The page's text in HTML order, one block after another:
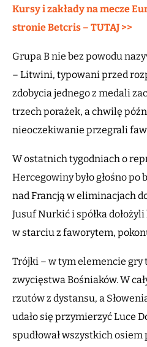
Kursy i zakłady na mecze
stronie Betcris – TUTAJ >>
Grupa B nie bez powodu
– Litwini, typowani przed
zdobycia jednego z medali
trzech porażek, a chwilę
nieoczekiwanie przegrali
W ostatnich tygodniach o
Hercegowiny było głośno
nad Francją w eliminacjach
Jusuf Nurkić i spółka
w starciu z faworytem,
Trójki – w tym elemencie gry
zwycięstwa Bośniaków. W
rzutów z dystansu, a
udało się przymierzyć Luce
spudłował wszystkich osiem